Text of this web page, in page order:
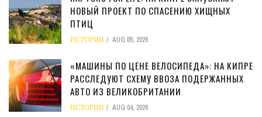
НОВЫЙ ПРОЕКТ ПО СПАСЕНИЮ ХИЩНЫХ
ПТИЦ
ИСТОРИИ AUG 05, 2026
«МАШИНЫ ПО ЦЕНЕ ВЕЛОСИПЕДА»: НА КИПРЕ
РАССЛЕДУЮТ СХЕМУ ВВОЗА ПОДЕРЖАННЫХ
АВТО ИЗ ВЕЛИКОБРИТАНИИ
ИСТОРИИ AUG 04, 2026